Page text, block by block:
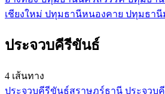
เชียงใหม่ ปทุมธานีหนองคาย ปทุมธานี
ประจวบคีรีขันธ์
4 เส้นทาง
ประจวบคีรีขันธ์สุราษฎร์ธานี ประจวบ